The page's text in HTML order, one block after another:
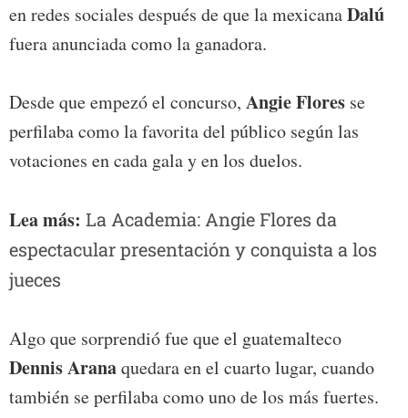
en redes sociales después de que la mexicanaDalú
fuera anunciada como la ganadora.
Desde que empezó el concurso, Angie Flores se
perfilaba como la favorita del público según las
votaciones en cada gala y en los duelos.
Lea más: La Academia: Angie Flores da
espectacular presentación y conquista a los
jueces
Algo que sorprendió fue que el guatemalteco
Dennis Aranaquedara en el cuarto lugar, cuando
también se perfilaba como uno de los más fuertes.